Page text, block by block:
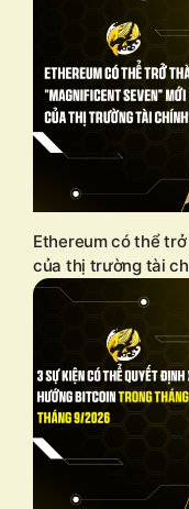
Ethereum có thể
của thị trường tài